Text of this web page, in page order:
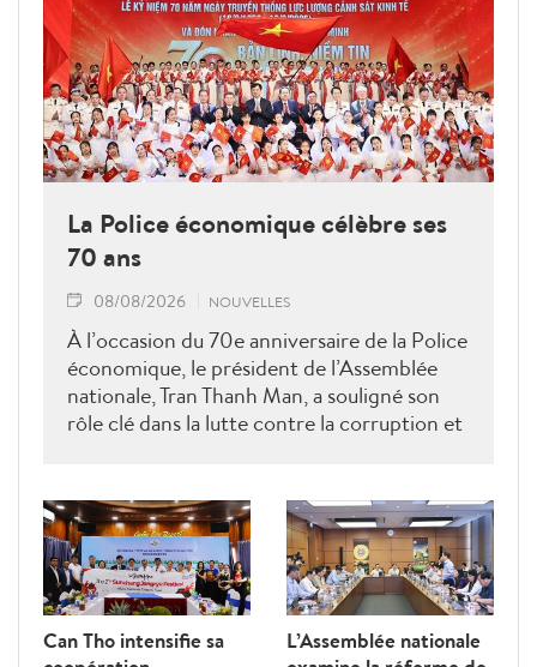
La Police économique célèbre ses
70 ans
08/08/2026 NOUVELLES
À l’occasion du 70e anniversaire de la Police
économique, le président de l’Assemblée
nationale, Tran Thanh Man, a souligné son
rôle clé dans la lutte contre la corruption et
Can Tho intensifie sa
L’Assemblée nationale